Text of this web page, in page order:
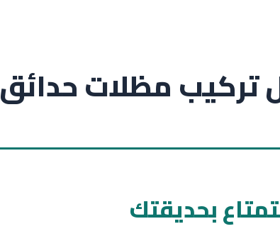
مظلات حدائق
بحديقتك